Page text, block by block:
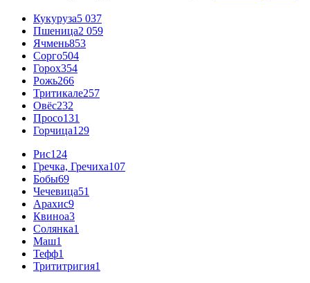
Кукуруза5 037
Пшеница2 059
Ячмень853
Сорго504
Горох354
Рожь266
Тритикале257
Овёс232
Просо131
Горчица129
Рис124
Гречка, Гречиха107
Бобы69
Чечевица51
Арахис9
Квиноа3
Солянка1
Маш1
Тефф1
Трититригия1